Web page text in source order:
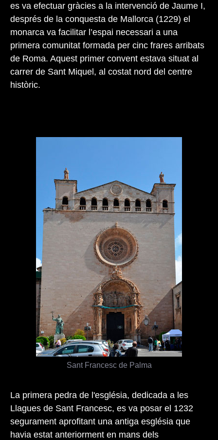
es va efectuar gràcies a la intervenció de Jaume I,
després de la conquesta de Mallorca (1229) el
monarca va facilitar l’espai necessari a una
primera comunitat formada per cinc frares arribats
de Roma. Aquest primer convent estava situat al
carrer de Sant Miquel, al costat nord del centre
històric.
Sant Francesc de Palma
La primera pedra de l'església, dedicada a les
Llagues de Sant Francesc, es va posar el 1232
segurament aprofitant una antiga església que
havia estat anteriorment en mans dels